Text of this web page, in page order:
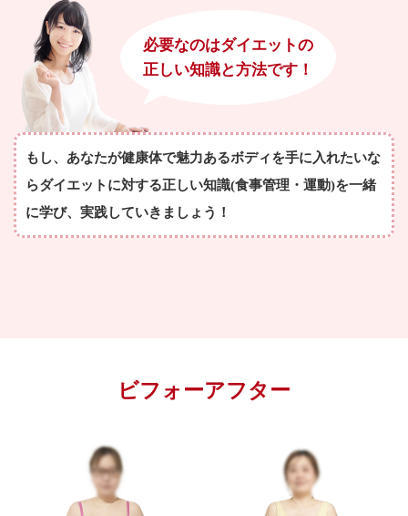
必要なのはダイエットの
正しい知識と方法です！
もし、あなたが健康体で魅力あるボディを手に入れたいな
らダイエットに対する正しい知識(食事管理・運動)を一緒
に学び、実践していきましょう！
ビフォーアフター